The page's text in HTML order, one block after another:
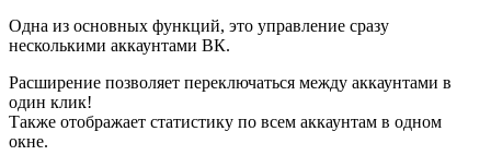
Одна из основных функций, это управление сразу
несколькими аккаунтами ВК.
Расширение позволяет переключаться между аккаунтами в
один клик!
Также отображает статистику по всем аккаунтам в одном
окне.